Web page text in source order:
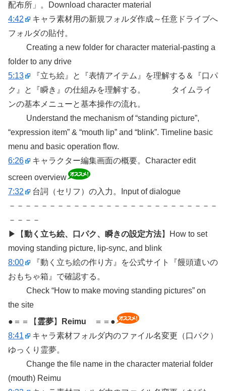
配布所」。Download character material
4:42
キャラ素材用の新規フォルダ作成～任意ドライブへ
フォルダの貼付。
Creating a new folder for character material-pasting a
folder to any drive
5:13
『立ち絵』と『表情アイテム』を理解する＆『口パ
ク』と『瞬き』の仕組みを理解する。 タイムライ
ンの基本メニューと基本操作の流れ。
Understand the mechanism of “standing picture”,
“expression item” & “mouth lip” and “blink”. Timeline basic
menu and basic operation flow.
6:26
キャラクター編集画面の概要。Character edit
screen overview
7:32
台詞（セリフ）の入力。Input of dialogue
－－－－－－－－－－－－－－－－－－－－－－－－－－
－－－－
▶【動く立ち絵、口パク、瞬きの設定方法】How to set
moving standing picture, lip-sync, and blink
8:00
『動く立ち絵の作り方』を公式サイト『饅頭遣いの
おもちゃ箱』で確認する。
Check “How to make moving standing pictures” on
the site
●＝＝【 霊夢】 Reimu ＝＝●
8:41
キャラ素材フォルダ内のファイル名変更（口パク）
ゆっくり霊夢。
Change the file name in the character material folder
(mouth) Reimu